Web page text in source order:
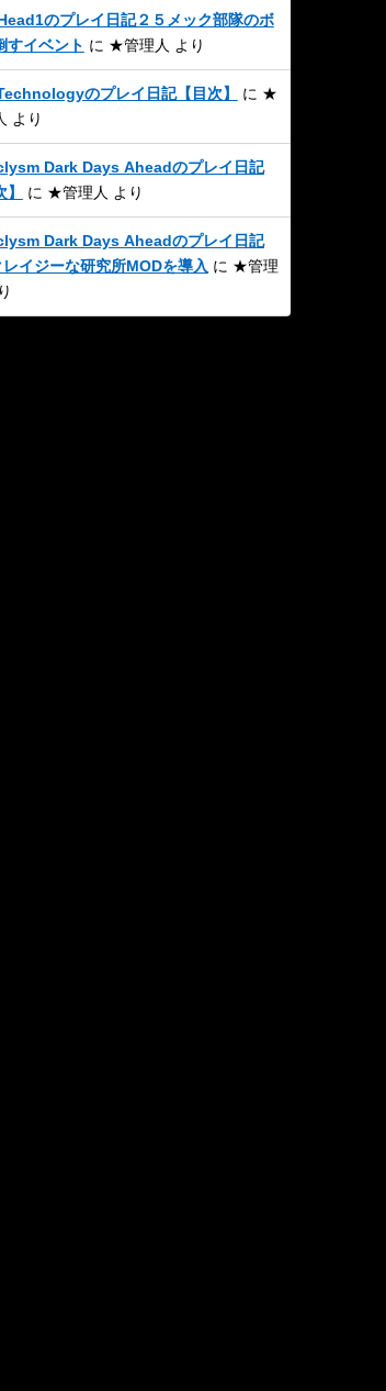
のプレイ日記２５メック部隊のボ
すイベント に ★管理人 より
のプレイ日記【目次】 に ★
より
Dark Days Aheadのプレイ日記
】
に ★管理人 より
Dark Days Aheadのプレイ日記
イジーな研究所MODを導入 に ★管理